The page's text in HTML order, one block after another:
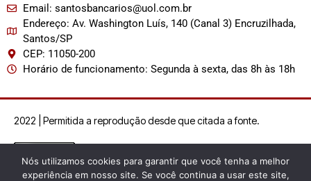
Email: santosbancarios@uol.com.br
Endereço: Av. Washington Luís, 140 (Canal 3) Encruzilhada,
Santos/SP
CEP: 11050-200
Horário de funcionamento: Segunda à sexta, das 8h às 18h
2022 | Permitida a reprodução desde que citada a fonte.
Nós utilizamos cookies para garantir que você tenha a melhor
experiência em nosso site. Se você continua a usar este site,